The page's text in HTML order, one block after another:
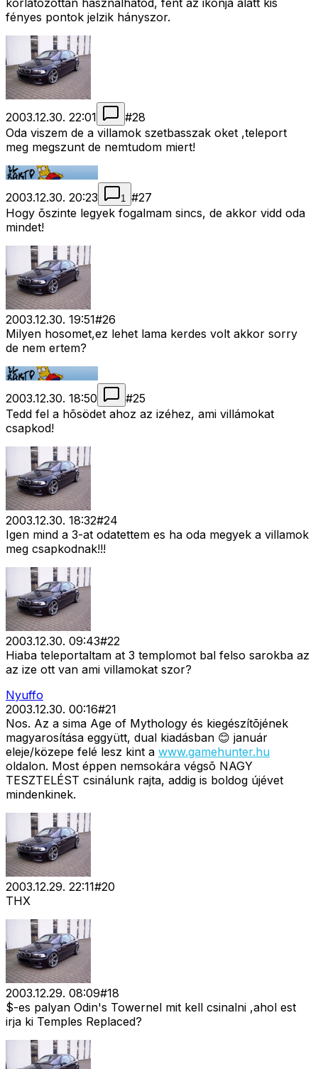
korlátozottan használhatod, fent az ikonja alatt kis
fényes pontok jelzik hányszor.
2003.12.30. 22:01 #28
Oda viszem de a villamok szetbasszak oket ,teleport
meg megszunt de nemtudom miert!
2003.12.30. 20:23 1 #27
Hogy õszinte legyek fogalmam sincs, de akkor vidd oda
mindet!
2003.12.30. 19:51#26
Milyen hosomet,ez lehet lama kerdes volt akkor sorry
de nem ertem?
2003.12.30. 18:50 #25
Tedd fel a hõsödet ahoz az izéhez, ami villámokat
csapkod!
2003.12.30. 18:32#24
Igen mind a 3-at odatettem es ha oda megyek a villamok
meg csapkodnak!!!
2003.12.30. 09:43#22
Hiaba teleportaltam at 3 templomot bal felso sarokba az
az ize ott van ami villamokat szor?
Nyuffo
2003.12.30. 00:16#21
Nos. Az a sima Age of Mythology és kiegészítõjének
magyarosítása eggyütt, dual kiadásban 😊 január
eleje/közepe felé lesz kint a www.gamehunter.hu
oldalon. Most éppen nemsokára végsõ NAGY
TESZTELÉST csinálunk rajta, addig is boldog újévet
mindenkinek.
2003.12.29. 22:11#20
THX
2003.12.29. 08:09#18
$-es palyan Odin's Towernel mit kell csinalni ,ahol est
irja ki Temples Replaced?